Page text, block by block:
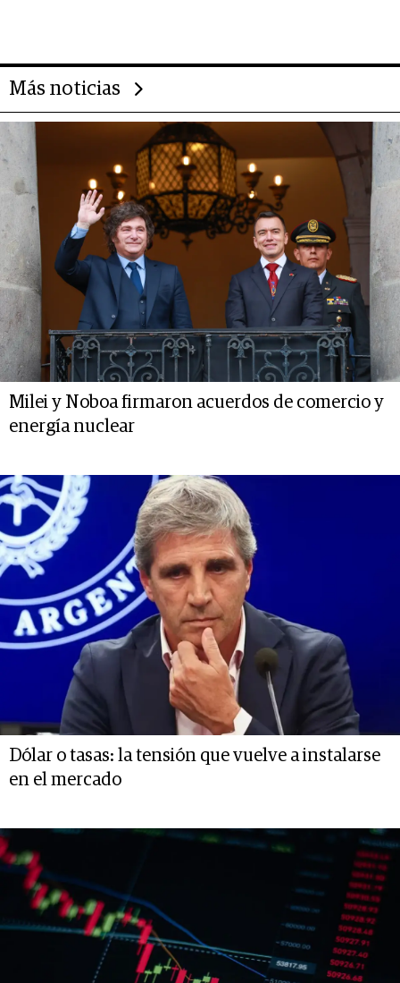
Más noticias
Milei y Noboa firmaron acuerdos de comercio y
energía nuclear
Dólar o tasas: la tensión que vuelve a instalarse
en el mercado